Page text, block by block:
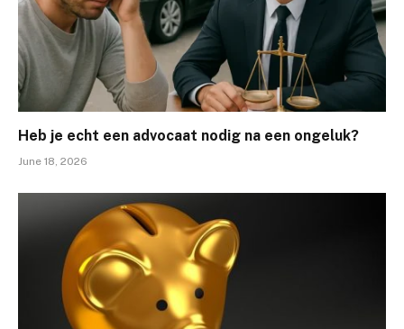
Heb je echt een advocaat nodig na een ongeluk?
June 18, 2026